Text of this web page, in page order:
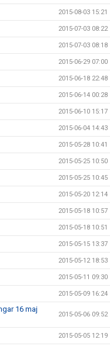
2015-08-03 15:21
2015-07-03 08:22
2015-07-03 08:18
2015-06-29 07:00
2015-06-18 22:48
2015-06-14 00:28
2015-06-10 15:17
2015-06-04 14:43
2015-05-28 10:41
2015-05-25 10:50
2015-05-25 10:45
2015-05-20 12:14
2015-05-18 10:57
2015-05-18 10:51
2015-05-15 13:37
2015-05-12 18:53
2015-05-11 09:30
2015-05-09 16:24
16 maj
2015-05-06 09:52
2015-05-05 12:19